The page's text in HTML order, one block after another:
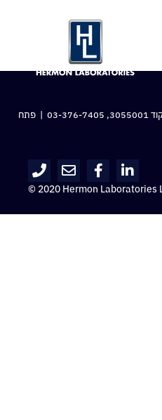
03-376-7405 | פתח
© 2020 Hermon Laboratories